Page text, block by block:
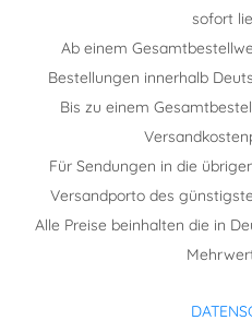
sofort
Ab einem
Bestellungen innerhalb
Bis zu einem
Für Sendungen in die
Versandporto des
Alle Preise beinhalten die in